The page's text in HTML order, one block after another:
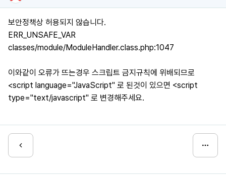
보안정책상 허용되지 않습니다.
ERR_UNSAFE_VAR
classes/module/ModuleHandler.class.php:1047
이와같이 오류가 뜨는경우 스크립트 금지규칙에 위배되므로
<script language="JavaScript" 로 된것이 있으면 <script
type="text/javascript" 로 변경해주세요.